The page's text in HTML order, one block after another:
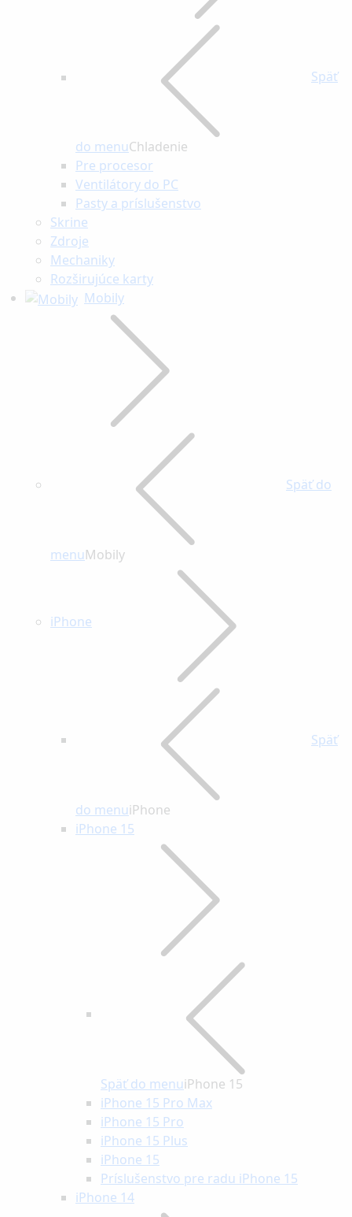
Späť
do menuChladenie
Pre procesor
Ventilátory do PC
Pasty a príslušenstvo
Skrine
Zdroje
Mechaniky
Rozširujúce karty
Mobily
Späť do
menuMobily
iPhone
Späť
do menuiPhone
iPhone 15
Späť do menuiPhone 15
iPhone 15 Pro Max
iPhone 15 Pro
iPhone 15 Plus
iPhone 15
Príslušenstvo pre radu iPhone 15
iPhone 14